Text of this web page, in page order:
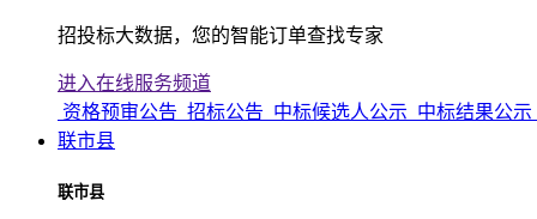
招投标大数据，您的智能订单查找专家
进入在线服务频道
资格预审公告 招标公告 中标候选人公示 中标结果公示
联市县
联市县